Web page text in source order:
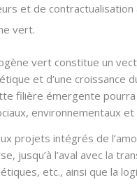
et de contractualisation
vert.
vert constitue un
et d’une croissance
filière émergente
environnementaux
projets intégrés de
jusqu’à l’aval avec la
etc., ainsi que la